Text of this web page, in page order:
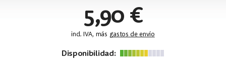
5,90 €
incl. IVA, más gastos de envío
Disponibilidad: